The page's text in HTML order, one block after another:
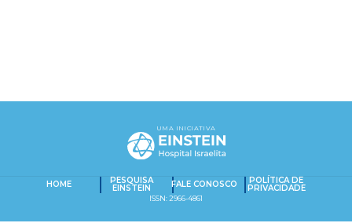
SEARCH IN TITLE
PESQUISAR NO CONTEÚDO
HOME PESQUISA
EINSTEIN FALE CONOSCO POLÍTICA DE
PRIVACIDADE
ISSN: 2966-4861
UMA INICIATIVA